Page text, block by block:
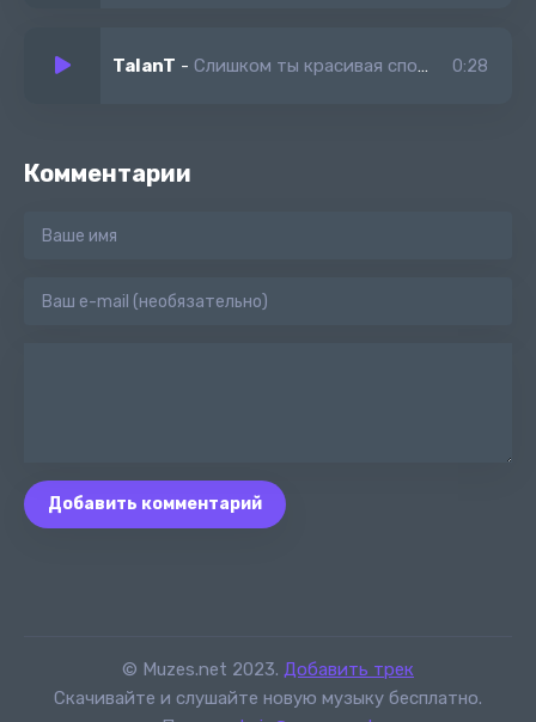
TalanT - Слишком ты красивая спору нет 0:28
Комментарии
Добавить комментарий
© Muzes.net 2023. Добавить трек
Скачивайте и слушайте новую музыку бесплатно.